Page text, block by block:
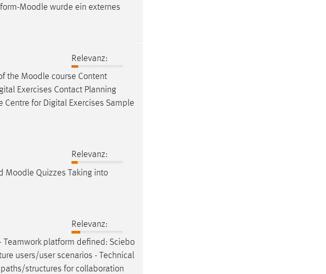
Moodle wurde ein externes
Relevanz:
the Moodle course Content
Exercises Contact Planning
Centre for Digital Exercises Sample
Relevanz:
Moodle Quizzes Taking into
Relevanz:
platform defined: Sciebo
users/user scenarios - Technical
structures for collaboration